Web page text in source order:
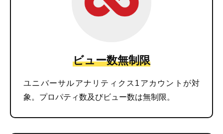
ビュー数無制限
ユニバーサルアナリティクス1アカウントが対
象。プロパティ数及びビュー数は無制限。